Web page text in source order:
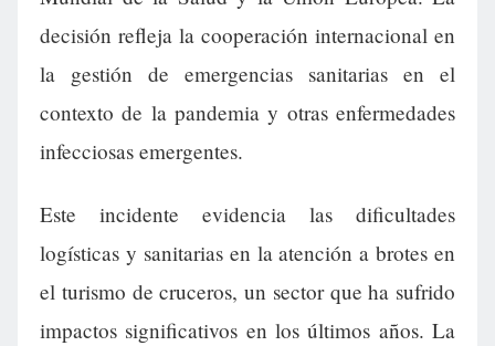
decisión refleja la cooperación internacional en
la gestión de emergencias sanitarias en el
contexto de la pandemia y otras enfermedades
infecciosas emergentes.
Este incidente evidencia las dificultades
logísticas y sanitarias en la atención a brotes en
el turismo de cruceros, un sector que ha sufrido
impactos significativos en los últimos años. La